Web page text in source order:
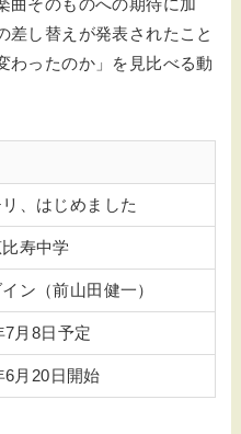
差し替えが発表されたこと
わったのか」を見比べる動
、はじめました
寿中学
ン（前山田健一）
7月8日予定
6月20日開始